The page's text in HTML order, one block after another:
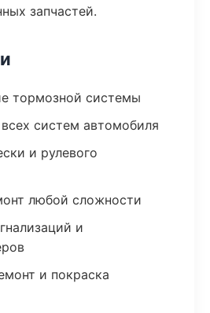
запчастей.
тормозной системы
систем автомобиля
и рулевого
любой сложности
и
и покраска